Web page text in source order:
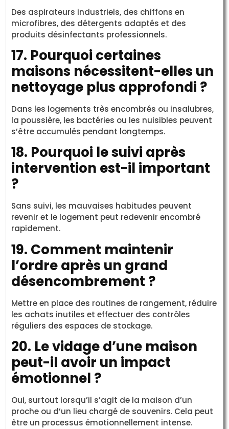
Des aspirateurs industriels, des chiffons en
microfibres, des détergents adaptés et des
produits désinfectants professionnels.
17. Pourquoi certaines
maisons nécessitent-elles un
nettoyage plus approfondi ?
Dans les logements très encombrés ou insalubres,
la poussière, les bactéries ou les nuisibles peuvent
s’être accumulés pendant longtemps.
18. Pourquoi le suivi après
intervention est-il important
?
Sans suivi, les mauvaises habitudes peuvent
revenir et le logement peut redevenir encombré
rapidement.
19. Comment maintenir
l’ordre après un grand
désencombrement ?
Mettre en place des routines de rangement, réduire
les achats inutiles et effectuer des contrôles
réguliers des espaces de stockage.
20. Le vidage d’une maison
peut-il avoir un impact
émotionnel ?
Oui, surtout lorsqu’il s’agit de la maison d’un
proche ou d’un lieu chargé de souvenirs. Cela peut
être un processus émotionnellement intense.